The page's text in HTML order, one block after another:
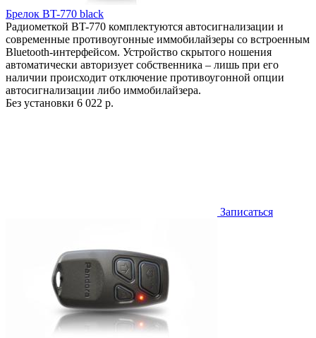
Брелок BT-770 black
Радиометкой BT-770 комплектуются автосигнализации и
современные противоугонные иммобилайзеры со встроенным
Bluetooth-интерфейсом. Устройство скрытого ношения
автоматически авторизует собственника – лишь при его
наличии происходит отключение противоугонной опции
автосигнализации либо иммобилайзера.
Без установки 6 022 р.
Записаться